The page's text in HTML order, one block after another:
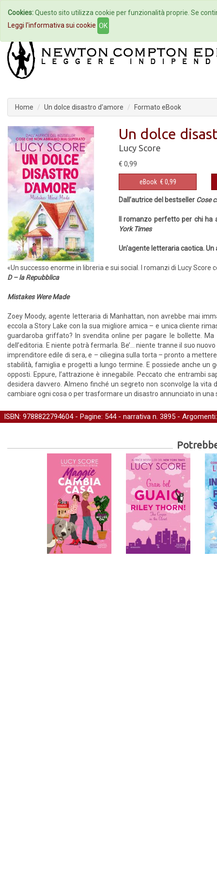
Home Autori Eventi
Home Un dolce disastro d'amore Formato eBook
Un dolce
Lucy Score
€ 0,99
eBook € 0,99
Dall’autrice del bestseller Cose
Il romanzo perfetto per chi
York Times
Un'agente letteraria caotica.
«Un successo enorme in libreria e sui social. I romanzi di Lucy Score
D – la Repubblica
Mistakes Were Made
Zoey Moody, agente letteraria di Manhattan, non avrebbe mai
eccola a Story Lake con la sua migliore amica – e unica cliente
guardaroba griffato? In svendita online per pagare le bollette.
dell’editoria. E niente potrà fermarla. Be’… niente tranne il suo
imprenditore edile di sera, e – ciliegina sulla torta – pronto a
stabilità, famiglia e progetti a lungo termine. E possiede anche un
opposti. Eppure, l’attrazione è innegabile. Peccato che entrambi
desidera davvero. Almeno finché un segreto non sconvolge la vita
cambiare ogni cosa o per trasformare un disastro annunciato in una
ISBN: 9788822794604 - Pagine: 544 - narrativa n. 3895 -
Cookies:Questo sito utilizza cookie per funzionalità proprie. Se
Leggi l'informativa sui cookie OK